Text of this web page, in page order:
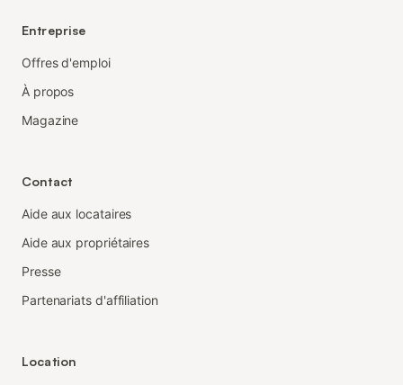
Entreprise
Offres d'emploi
À propos
Magazine
Contact
Aide aux locataires
Aide aux propriétaires
Presse
Partenariats d'affiliation
Location